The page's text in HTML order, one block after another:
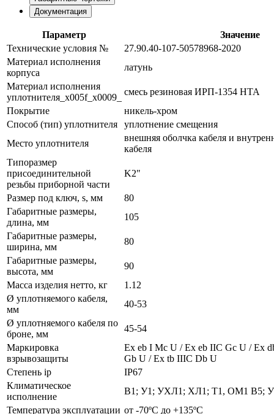
Документация
Параметр
Значение
Технические условия №
27.90.40-107-50578968-2020
Материал исполнения
корпуса
латунь
Материал исполнения
уплотнителя_x005f_x0009_
смесь резиновая ИРП-1354 НТА
Покрытие
никель-хром
Способ (тип) уплотнителя
уплотнение смещения
Место уплотнителя
внешняя оболчка кабеля и
кабеля
Типоразмер
присоединительной
резьбы приборной части
K2"
Размер под ключ, s, мм
80
Габаритные размеры,
длина, мм
105
Габаритные размеры,
ширина, мм
80
Габаритные размеры,
высота, мм
90
Масса изделия нетто, кг
1.12
Ø уплотняемого кабеля,
мм
40-53
Ø уплотняемого кабеля по
броне, мм
45-54
Маркировка
взрывозащиты
Ех eb I Mc U / Ех eb IIC Gc U / Ex
Gb U / Ex tb IIIC Db U
Степень ip
IP67
Климатическое
исполнение
В1; У1; УХЛ1; ХЛ1; Т1, ОМ1 В5;
Температура эксплуатации от -70ºС до +135ºС